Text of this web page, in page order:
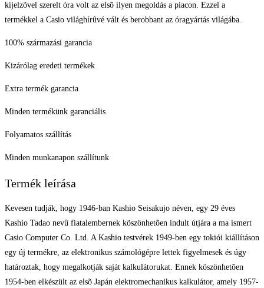
kijelzõvel szerelt óra volt az elsõ ilyen megoldás a piacon. Ezzel a
termékkel a Casio világhírûvé vált és berobbant az óragyártás világába.
100% származási garancia
Kizárólag eredeti termékek
Extra termék garancia
Minden termékünk garanciális
Folyamatos szállítás
Minden munkanapon szállítunk
Termék leírása
Kevesen tudják, hogy 1946-ban Kashio Seisakujo néven, egy 29 éves
Kashio Tadao nevû fiatalembernek köszönhetõen indult útjára a ma ismert
Casio Computer Co. Ltd. A Kashio testvérek 1949-ben egy tokiói kiállításon
egy új termékre, az elektronikus számológépre lettek figyelmesek és úgy
határoztak, hogy megalkotják saját kalkulátorukat. Ennek köszönhetõen
1954-ben elkészült az elsõ Japán elektromechanikus kalkulátor, amely 1957-